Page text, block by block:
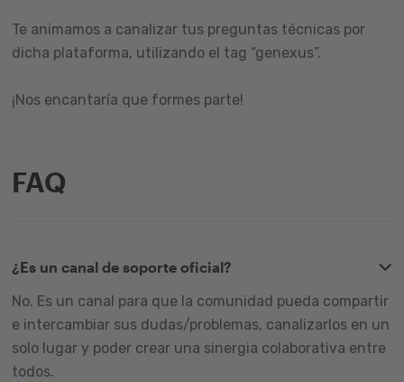
Te animamos a canalizar tus preguntas técnicas por
dicha plataforma, utilizando el tag “genexus”.
¡Nos encantaría que formes parte!
FAQ
¿Es un canal de soporte oficial?
No. Es un canal para que la comunidad pueda compartir
e intercambiar sus dudas/problemas, canalizarlos en un
solo lugar y poder crear una sinergia colaborativa entre
todos.